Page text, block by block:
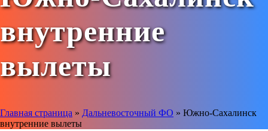
внутренние
вылеты
Главная страница » Дальневосточный ФО » Южно-Сахалинск
внутренние вылеты